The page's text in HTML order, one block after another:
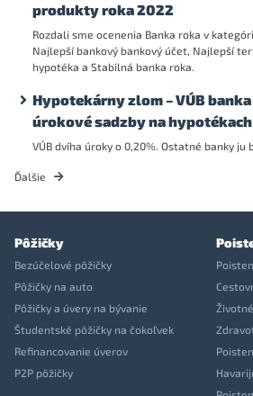
produkty roka 2022
Rozdali sme ocenenia Banka roka v
Najlepší bankový bankový účet, Najlepší
hypotéka a Stabilná banka roka.
Hypotekárny zlom – VÚB
úrokové sadzby na hypotékach
VÚB dvíha úroky o 0,20%. Ostatné banky ju
Ďalšie
Pôžičky
Bezúčelové pôžičky
Pôžičky na auto
Pôžičky a úvery na bývanie
Študentské pôžičky na čokoľvek
Refinancovanie úverov
P2P pôžičky